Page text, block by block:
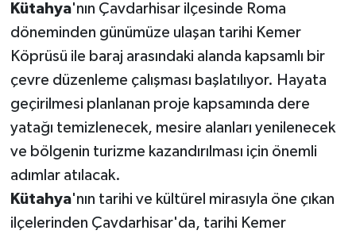
Kütahya'nın Çavdarhisar ilçesinde Roma
döneminden günümüze ulaşan tarihi Kemer
Köprüsü ile baraj arasındaki alanda kapsamlı bir
çevre düzenleme çalışması başlatılıyor. Hayata
geçirilmesi planlanan proje kapsamında dere
yatağı temizlenecek, mesire alanları yenilenecek
ve bölgenin turizme kazandırılması için önemli
adımlar atılacak.
Kütahya'nın tarihi ve kültürel mirasıyla öne çıkan
ilçelerinden Çavdarhisar'da, tarihi Kemer
Teknoloji
Vasıta
Vefat Haberleri
Yaşam